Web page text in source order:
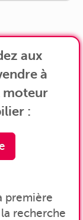
aux
à
moteur
:
première
recherche